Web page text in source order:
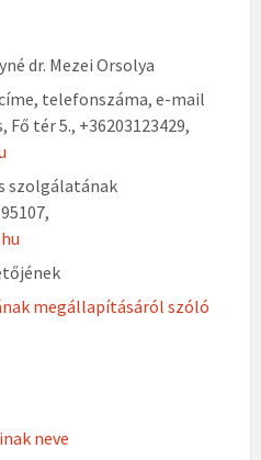
dr. Mezei Orsolya
telefonszáma, e-mail
Fő tér 5., +36203123429,
szolgálatának
megállapításáról szóló
neve